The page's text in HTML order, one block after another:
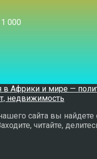
000
сайта вы
читайте,